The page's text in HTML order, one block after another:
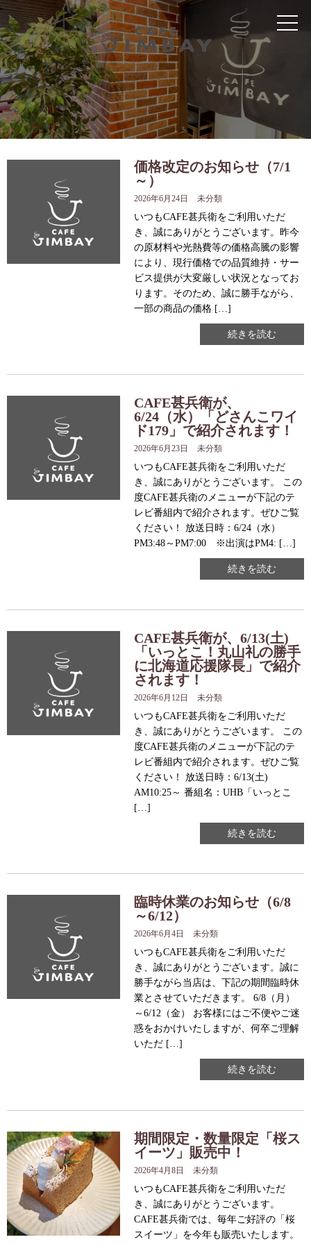
お知らせ
私たちのこだわり
メニュー
インスタグラム
アクセス
運営会社
トップ
価格改定のお知らせ（7/1
～）
2026年6月24日 未分類
いつもCAFE甚兵衛をご利用いただ
き、誠にありがとうございます。昨今
の原材料や光熱費等の価格高騰の影響
により、現行価格での品質維持・サー
ビス提供が大変厳しい状況となってお
ります。そのため、誠に勝手ながら、
一部の商品の価格 […]
続きを読む
CAFE甚兵衛が、
6/24（水）「どさんこワイ
ド179」で紹介されます！
2026年6月23日 未分類
いつもCAFE甚兵衛をご利用いただ
き、誠にありがとうございます。 この
度CAFE甚兵衛のメニューが下記のテ
レビ番組内で紹介されます。ぜひご覧
ください！ 放送日時：6/24（水）
PM3:48～PM7:00 ※出演はPM4: […]
続きを読む
CAFE甚兵衛が、6/13(土)
「いっとこ！丸山礼の勝手
に北海道応援隊長」で紹介
されます！
2026年6月12日 未分類
いつもCAFE甚兵衛をご利用いただ
き、誠にありがとうございます。 この
度CAFE甚兵衛のメニューが下記のテ
レビ番組内で紹介されます。ぜひご覧
ください！ 放送日時：6/13(土)
AM10:25～ 番組名：UHB「いっとこ
[…]
続きを読む
臨時休業のお知らせ（6/8
～6/12）
2026年6月4日 未分類
いつもCAFE甚兵衛をご利用いただ
き、誠にありがとうございます。誠に
勝手ながら当店は、下記の期間臨時休
業とさせていただきます。 6/8（月）
～6/12（金） お客様にはご不便やご迷
惑をおかけいたしますが、何卒ご理解
いただ […]
続きを読む
期間限定・数量限定「桜ス
イーツ」販売中！
2026年4月8日 未分類
いつもCAFE甚兵衛をご利用いただ
き、誠にありがとうございます。
CAFE甚兵衛では、毎年ご好評の「桜
スイーツ」を今年も販売いたします。